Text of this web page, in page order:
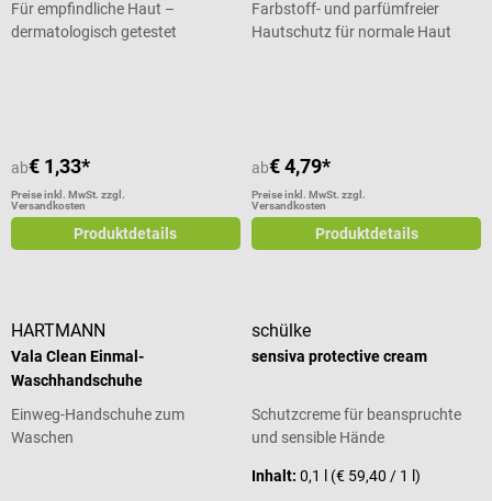
Für empfindliche Haut –
dermatologisch getestet
ab€ 1,33*
Preise inkl. MwSt. zzgl.
Versandkosten
Produktdetails
Farbstoff- und parfümfreier
Hautschutz für normale Haut
ab€ 4,79*
Preise inkl. MwSt. zzgl.
Versandkosten
Produktdetails
HARTMANN
Vala Clean Einmal-
Waschhandschuhe
Einweg-Handschuhe zum
Waschen
schülke
sensiva protective cream
Schutzcreme für beanspruchte
und sensible Hände
Inhalt:0,1 l (€ 59,40 / 1 l)